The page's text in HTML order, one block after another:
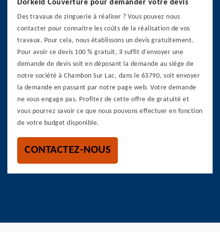
Dorkeld Couverture pour demander votre devis
Des travaux de zinguerie à réaliser ? Vous pouvez nous
contacter pour connaitre les coûts de la réalisation de vos
travaux. Pour cela, nous établissons un devis gratuitement.
Pour avoir ce devis 100 % gratuit, il suffit d’envoyer une
demande de devis soit en déposant la demande au siège de
notre société à Chambon Sur Lac, dans le 63790, soit envoyer
la demande en passant par notre page web. Votre demande
ne vous engage pas. Profitez de cette offre de gratuité et
vous pourrez savoir ce que nous pouvons effectuer en fonction
de votre budget disponible.
CONTACTEZ-NOUS